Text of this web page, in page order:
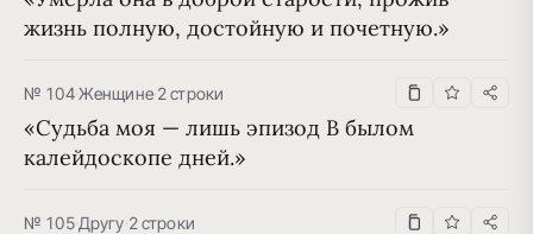
жизнь полную, достойную и почетную.»
№ 104·Женщине·2 строки
«Судьба моя — лишь эпизод В былом
калейдоскопе дней.»
№ 105·Другу·2 строки